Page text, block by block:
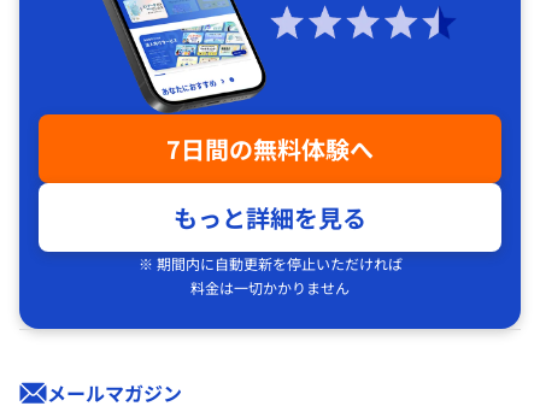
7日間の無料体験へ
もっと詳細を見る
※ 期間内に自動更新を停止いただければ
料金は一切かかりません
メールマガジン